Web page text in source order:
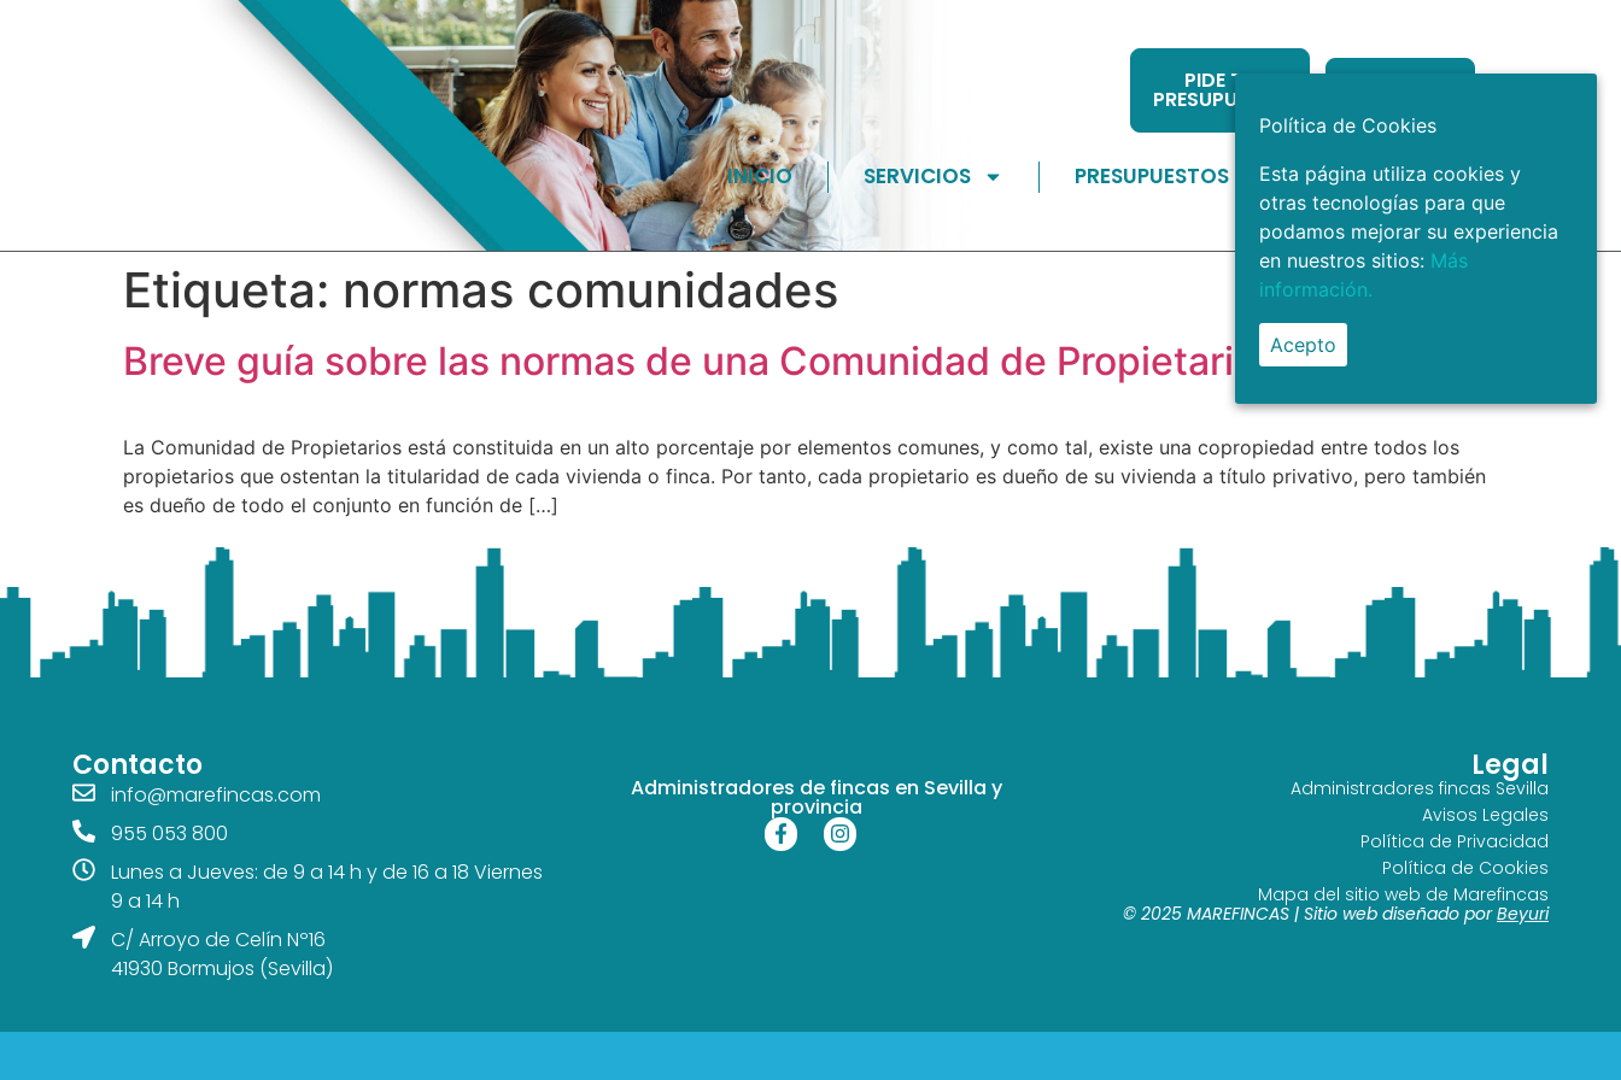
PIDE TU
PRESUPUESTO
INICIO SERVICIOS PRESUPUESTOS BLOG CONTACTO
Etiqueta: normas comunidades
Breve guía sobre las normas de una Comunidad de Propietarios
La Comunidad de Propietarios está constituida en un alto porcentaje por elementos comunes, y como tal, existe una copropiedad entre todos los
propietarios que ostentan la titularidad de cada vivienda o finca. Por tanto, cada propietario es dueño de su vivienda a título privativo, pero también
es dueño de todo el conjunto en función de […]
Contacto
info@marefincas.com
955 053 800
Lunes a Jueves: de 9 a 14 h y de 16 a 18 Viernes
9 a 14 h
C/ Arroyo de Celín Nº16
41930 Bormujos (Sevilla)
Administradores de fincas en Sevilla y
provincia
Legal
Administradores fincas Sevilla
Avisos Legales
Política de Privacidad
Política de Cookies
Mapa del sitio web de Marefincas
© 2025 MAREFINCAS | Sitio web diseñado porBeyuri
Política de Cookies
Esta página utiliza cookies y
otras tecnologías para que
podamos mejorar su experiencia
en nuestros sitios: Más
información.
Acepto